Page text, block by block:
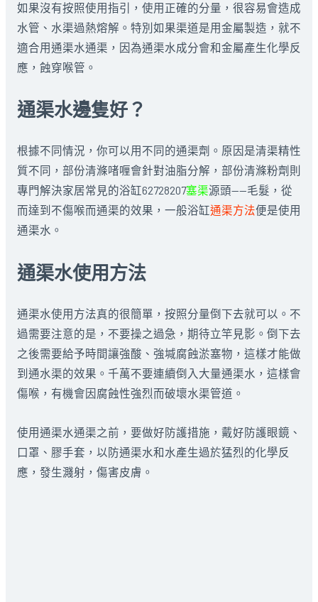
如果沒有按照使用指引，使用正確的分量，很容易會造成
水管、水渠過熱熔解。特別如果渠道是用金屬製造，就不
適合用通渠水通渠，因為通渠水成分會和金屬產生化學反
應，蝕穿喉管。
通渠水邊隻好？
根據不同情況，你可以用不同的通渠劑。原因是清渠精性
質不同，部份清滌啫喱會針對油脂分解，部份清滌粉劑則
專門解決家居常見的浴缸62728207塞渠源頭——毛髮，從
而達到不傷喉而通渠的效果，一般浴缸通渠方法便是使用
通渠水。
通渠水使用方法
通渠水使用方法真的很簡單，按照分量倒下去就可以。不
過需要注意的是，不要操之過急，期待立竿見影。倒下去
之後需要給予時間讓強酸、強堿腐蝕淤塞物，這樣才能做
到通水渠的效果。千萬不要連續倒入大量通渠水，這樣會
傷喉，有機會因腐蝕性強烈而破壞水渠管道。
使用通渠水通渠之前，要做好防護措施，戴好防護眼鏡、
口罩、膠手套，以防通渠水和水產生過於猛烈的化學反
應，發生濺射，傷害皮膚。